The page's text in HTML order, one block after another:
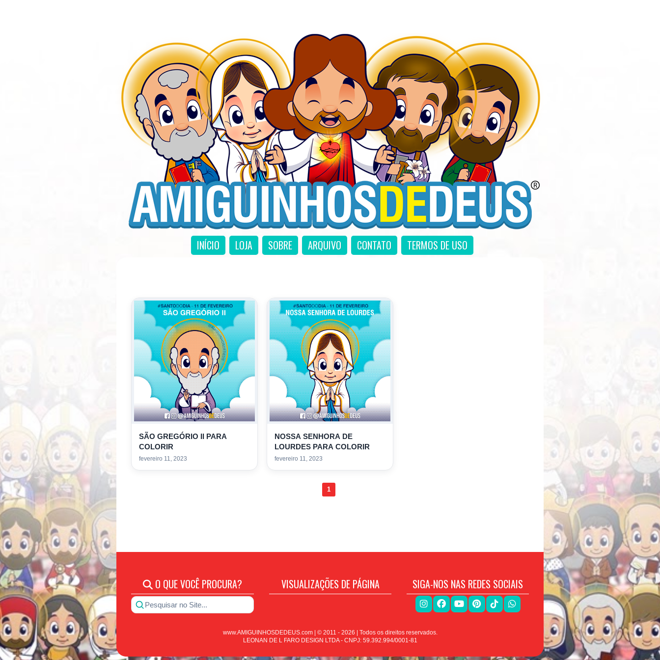
INÍCIO LOJA SOBRE ARQUIVO CONTATO TERMOS DE USO
SÃO GREGÓRIO II PARA
COLORIR
fevereiro 11, 2023
NOSSA SENHORA DE
LOURDES PARA COLORIR
fevereiro 11, 2023
1
O QUE VOCÊ PROCURA?
Pesquisar no Site...
VISUALIZAÇÕES DE PÁGINA SIGA-NOS NAS REDES SOCIAIS
www.AMIGUINHOSDEDEUS.com | © 2011 - 2026 | Todos os direitos reservados.
LEONAN DE L FARO DESIGN LTDA - CNPJ: 59.392.994/0001-81